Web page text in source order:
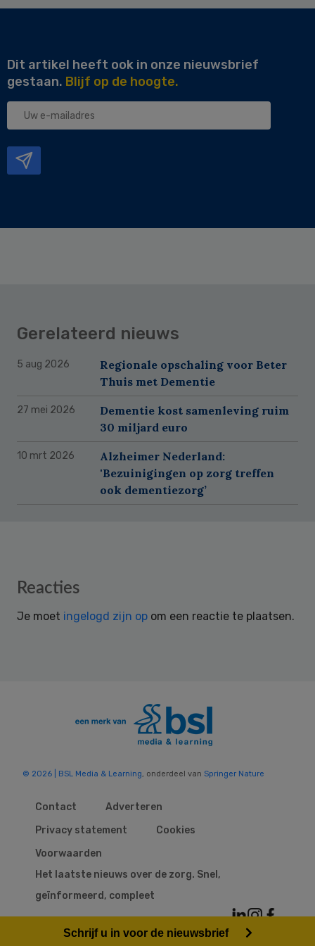
Dit artikel heeft ook in onze nieuwsbrief
gestaan. Blijf op de hoogte.
Uw
Gerelateerd nieuws
5 aug 2026
Regionale opschaling voor Beter
Thuis met Dementie
27 mei 2026
Dementie kost samenleving ruim
30 miljard euro
10 mrt 2026
Alzheimer Nederland:
'Bezuinigingen op zorg treffen
ook dementiezorg’
Reader
Reacties
Je moet ingelogd zijn op om een reactie te plaatsen.
© 2026 | BSL Media & Learning, onderdeel van Springer Nature
Contact
Adverteren
Privacy statement
Cookies
Voorwaarden
Het laatste nieuws over de zorg. Snel,
geïnformeerd, compleet
Schrijf u in voor de nieuwsbrief